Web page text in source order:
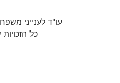
עו"ד לענייני
כל